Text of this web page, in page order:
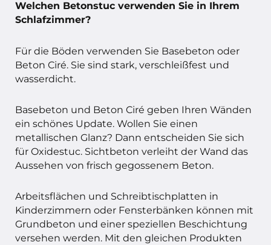
Welchen Betonstuc verwenden Sie in Ihrem
Schlafzimmer?
Für die Böden verwenden Sie Basebeton oder
Beton Ciré. Sie sind stark, verschleißfest und
wasserdicht.
Basebeton und Beton Ciré geben Ihren Wänden
ein schönes Update. Wollen Sie einen
metallischen Glanz? Dann entscheiden Sie sich
für Oxidestuc. Sichtbeton verleiht der Wand das
Aussehen von frisch gegossenem Beton.
Arbeitsflächen und Schreibtischplatten in
Kinderzimmern oder Fensterbänken können mit
Grundbeton und einer speziellen Beschichtung
versehen werden. Mit den gleichen Produkten